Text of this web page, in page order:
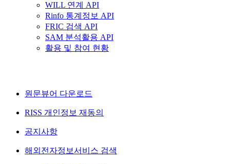
WILL 연계 API
Rinfo 통계정보 API
FRIC 검색 API
SAM 분석활용 API
활용 및 참여 현황
원문뷰어 다운로드
RISS 개인정보 재동의
공지사항
해외전자정보서비스 검색